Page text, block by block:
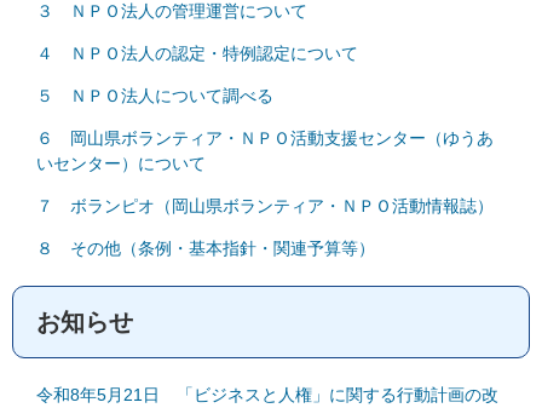
３ ＮＰＯ法人の管理運営について
４ ＮＰＯ法人の認定・特例認定について
５ ＮＰＯ法人について調べる
６ 岡山県ボランティア・ＮＰＯ活動支援センター（ゆうあ
いセンター）について
７ ボランピオ（岡山県ボランティア・ＮＰＯ活動情報誌）
８ その他（条例・基本指針・関連予算等）
お知らせ
令和8年5月21日 「ビジネスと人権」に関する行動計画の改